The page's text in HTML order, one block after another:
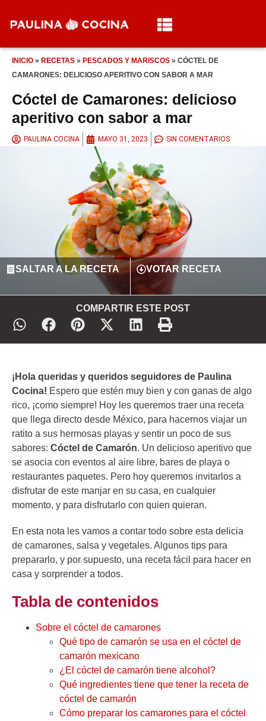
INICIO » RECETAS » PESCADOS Y MARISCOS » CÓCTEL DE
CAMARONES: DELICIOSO APERITIVO CON SABOR A MAR
Cóctel de Camarones: delicioso
aperitivo con sabor a mar
PAULINA COCINA MAYO 31, 2023 SIN COMENTARIOS
SALTAR A LA RECETA VOTAR RECETA
COMPARTIR ESTE POST
¡Hola queridas y queridos seguidores de Paulina
Cocina! Espero que estén muy bien y con ganas de algo
rico, ¡como siempre! Hoy les queremos traer una receta
que llega directo desde México, para hacernos viajar un
ratito a sus hermosas playas y sentir un poco de sus
sabores: Cóctel de Camarón. Un delicioso aperitivo que
se asocia con eventos al aire libre, bares de playa o
restaurantes paquetes. Pero hoy queremos invitarlos a
disfrutar de este manjar en su casa, en cualquier
momento, y para disfrutarlo con quien quieran.
En esta nota les vamos a contar todo sobre esta delicia
de camarones, salsa y vegetales. Algunos tips para
prepararlo, y por supuesto, una receta fácil para hacer en
casa y sorprender a todos.
Tabla de contenidos
Sobre el cóctel de camarones
Qué tipo de camarón se usa en el cóctel de
camarón mexicano
¿El cóctel de camarón tiene alcohol?
Qué ingredientes tiene que tener la receta de
cóctel de camarón
Cómo preparar los camarones para el cóctel